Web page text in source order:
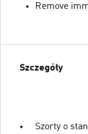
Remove
Szczegóły
Szorty o